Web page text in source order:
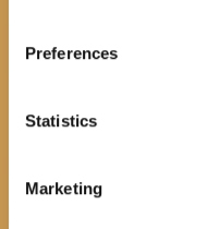
Preferences
Statistics
Marketing